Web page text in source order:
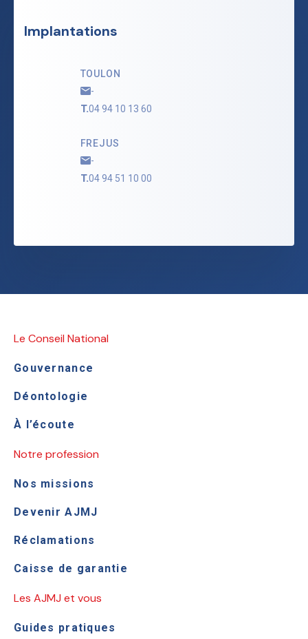
Implantations
TOULON
-
T.04 94 10 13 60
FREJUS
-
T.04 94 51 10 00
Le Conseil National
Gouvernance
Déontologie
À l’écoute
Notre profession
Nos missions
Devenir AJMJ
Réclamations
Caisse de garantie
Les AJMJ et vous
Guides pratiques